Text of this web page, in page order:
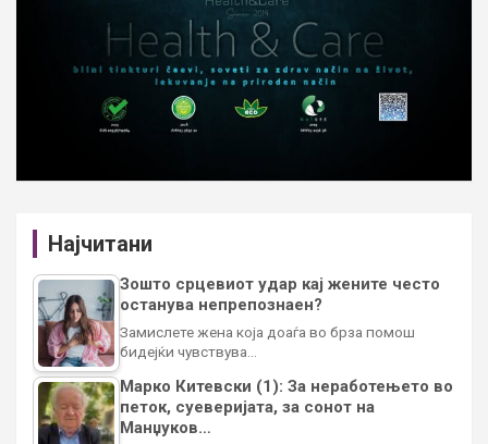
Најчитани
Зошто срцевиот удар кај жените често
останува непрепознаен?
Замислете жена која доаѓа во брза помош
бидејќи чувствува…
Марко Китевски (1): За неработењето во
петок, суеверијата, за сонот на
Манџуков…